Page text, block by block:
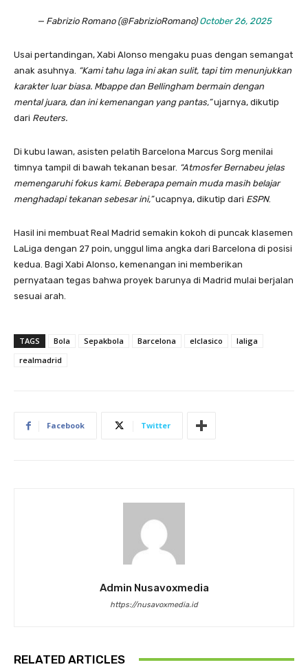
— Fabrizio Romano (@FabrizioRomano)October 26, 2025
Usai pertandingan, Xabi Alonso mengaku puas dengan semangat
anak asuhnya. “Kami tahu laga ini akan sulit, tapi tim menunjukkan
karakter luar biasa. Mbappe dan Bellingham bermain dengan
mental juara, dan ini kemenangan yang pantas,”ujarnya, dikutip
dari Reuters.
Di kubu lawan, asisten pelatih Barcelona Marcus Sorg menilai
timnya tampil di bawah tekanan besar. “Atmosfer Bernabeu jelas
memengaruhi fokus kami. Beberapa pemain muda masih belajar
menghadapi tekanan sebesar ini,”ucapnya, dikutip dari ESPN.
Hasil ini membuat Real Madrid semakin kokoh di puncak klasemen
LaLiga dengan 27 poin, unggul lima angka dari Barcelona di posisi
kedua. Bagi Xabi Alonso, kemenangan ini memberikan
pernyataan tegas bahwa proyek barunya di Madrid mulai berjalan
sesuai arah.
TAGS Bola Sepakbola Barcelona elclasico
laliga
realmadrid
Facebook Twitter
Admin Nusavoxmedia
https://nusavoxmedia.id
RELATED ARTICLES